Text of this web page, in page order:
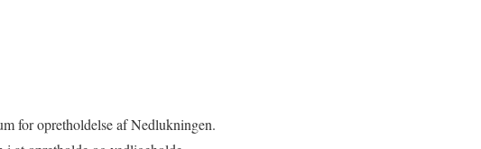
for opretholdelse af Nedlukningen.